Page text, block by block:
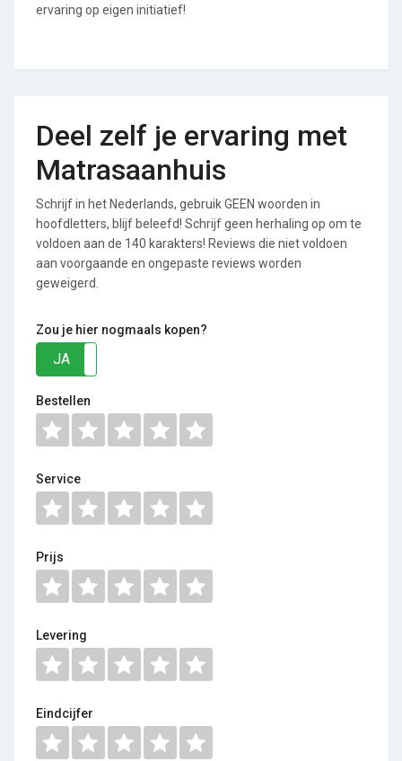
ervaring op eigen initiatief!
Deel zelf je ervaring met
Matrasaanhuis
Schrijf in het Nederlands, gebruik GEEN woorden in
hoofdletters, blijf beleefd! Schrijf geen herhaling op om te
voldoen aan de 140 karakters! Reviews die niet voldoen
aan voorgaande en ongepaste reviews worden
geweigerd.
Zou je hier nogmaals kopen?
JA
Bestellen
Service
Prijs
Levering
Eindcijfer